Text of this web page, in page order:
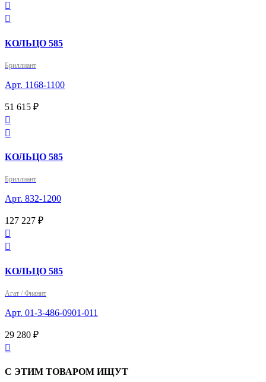


КОЛЬЦО 585
Бриллиант
Арт. 1168-1100
51 615 ₽


КОЛЬЦО 585
Бриллиант
Арт. 832-1200
127 227 ₽


КОЛЬЦО 585
Агат / Фианит
Арт. 01-3-486-0901-011
29 280 ₽

С ЭТИМ ТОВАРОМ ИЩУТ